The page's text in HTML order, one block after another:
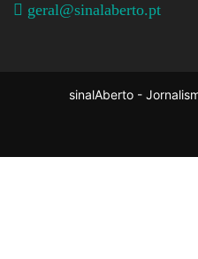
geral@sinalaberto.pt
sinalAberto -